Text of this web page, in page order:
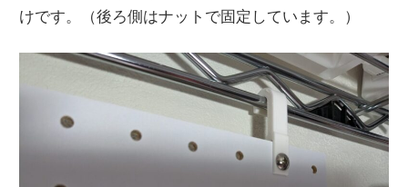
けです。（後ろ側はナットで固定しています。）